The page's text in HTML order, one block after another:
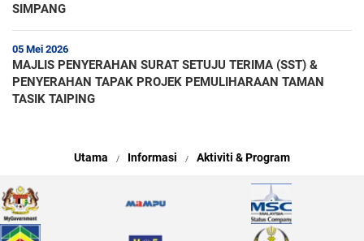
SIMPANG
05 Mei 2026
MAJLIS PENYERAHAN SURAT SETUJU TERIMA (SST) &
PENYERAHAN TAPAK PROJEK PEMULIHARAAN TAMAN
TASIK TAIPING
Utama Informasi Aktiviti & Program